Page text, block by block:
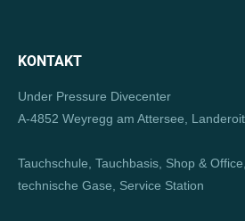
KONTAKT
Under Pressure Divecenter
A-4852 Weyregg am Attersee,
Tauchschule, Tauchbasis, Shop &
technische Gase, Service Station